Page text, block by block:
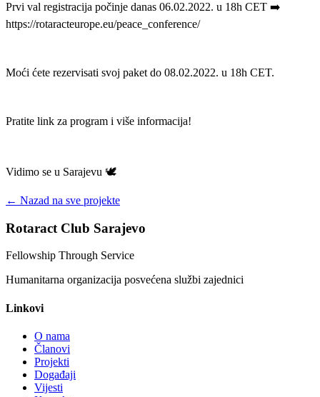
Prvi val registracija počinje danas 06.02.2022. u 18h CET ➡️
https://rotaracteurope.eu/peace_conference/
Moći ćete rezervisati svoj paket do 08.02.2022. u 18h CET.
Pratite link za program i više informacija!
Vidimo se u Sarajevu 🕊
← Nazad na sve projekte
Rotaract Club Sarajevo
Fellowship Through Service
Humanitarna organizacija posvećena službi zajednici
Linkovi
O nama
Članovi
Projekti
Događaji
Vijesti